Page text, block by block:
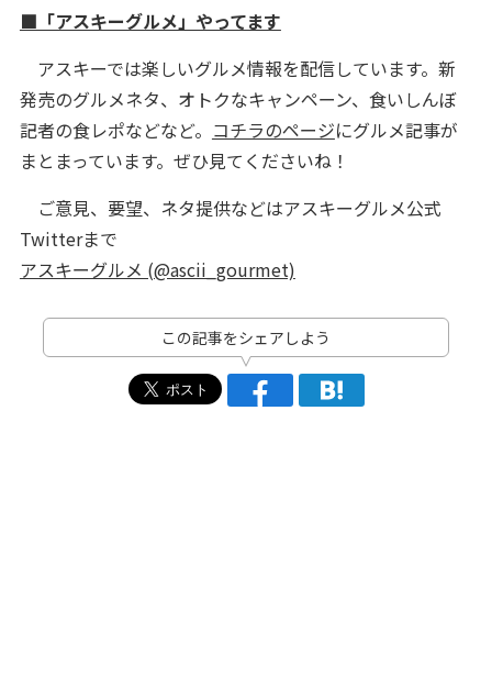
■「アスキーグルメ」やってます
アスキーでは楽しいグルメ情報を配信しています。新
発売のグルメネタ、オトクなキャンペーン、食いしんぼ
記者の食レポなどなど。 コチラのページにグルメ記事が
まとまっています。ぜひ見てくださいね！
ご意見、要望、ネタ提供などはアスキーグルメ公式
Twitterまで
アスキーグルメ (@ascii_gourmet)
この記事をシェアしよう